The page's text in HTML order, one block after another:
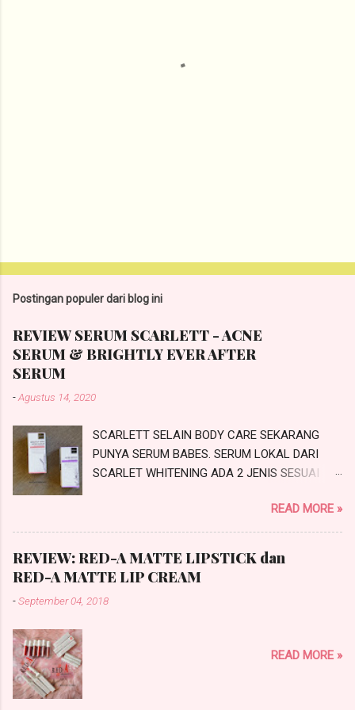
Postingan populer dari blog ini
REVIEW SERUM SCARLETT - ACNE
SERUM & BRIGHTLY EVER AFTER
SERUM
-Agustus 14, 2020
SCARLETT SELAIN BODY CARE SEKARANG
PUNYA SERUM BABES. SERUM LOKAL DARI
SCARLET WHITENING ADA 2 JENIS SESUAI
SCARLETTACNE SERUM DAN SCARLETT
BRIGHTLY EVER AFTER SERUM. INI REVIEW
SERUM SCARLETT SESUAI JANJI SAYA DI
#IchaMauCerita. PRODUCT KNOWLEDGE
SCARLETT SERUM Scarlett Whitening saat ini
merambah dari Body Care ke SkinCare
jenis serum yang bisa kalian pilih yaitu adalah
READ MORE »
REVIEW: RED-A MATTE LIPSTICK dan
RED-A MATTE LIP CREAM
-September 04, 2018
READ MORE »